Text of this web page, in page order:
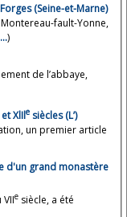
(Seine-et-Marne)
fault-Yonne,
)
de l’abbaye,
et XlIle siècles (L’)
un premier article
d'un grand monastère
e siècle, a été